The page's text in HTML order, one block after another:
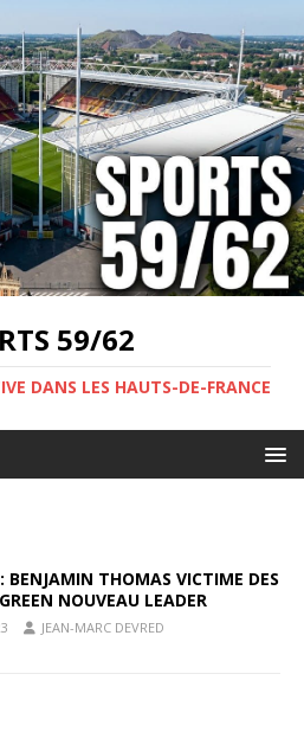
59/62
DANS LES HAUTS-DE-FRANCE
BENJAMIN THOMAS VICTIME DES
NOUVEAU LEADER
JEAN-MARC DEVRED